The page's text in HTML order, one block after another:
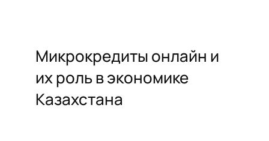
Микрокредиты онлайн и
их роль в экономике
Казахстана